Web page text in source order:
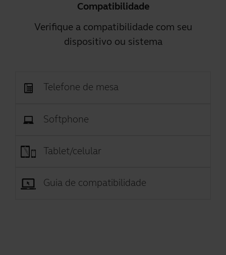
Compatibilidade
Verifique a compatibilidade com seu
dispositivo ou sistema
Telefone de mesa
Softphone
Tablet/celular
Guia de compatibilidade